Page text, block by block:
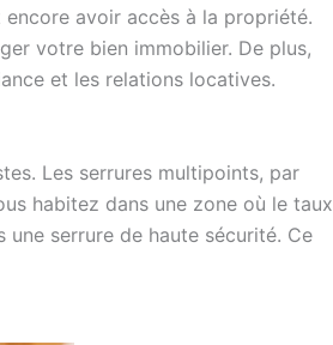
avoir accès à la propriété.
votre bien immobilier. De plus,
et les relations locatives.
Les serrures multipoints, par
habitez dans une zone où le taux
serrure de haute sécurité. Ce